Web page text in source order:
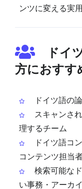
ンツに変える実
ドイ
方におすす
ドイツ語の
スキャンさ
理するチーム
ドイツ語コ
コンテンツ担当
検索可能な
い事務・アーカ